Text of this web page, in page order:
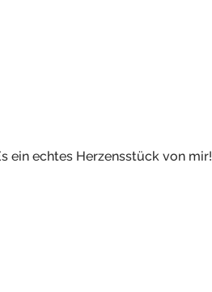
ein echtes Herzensstück von mir!